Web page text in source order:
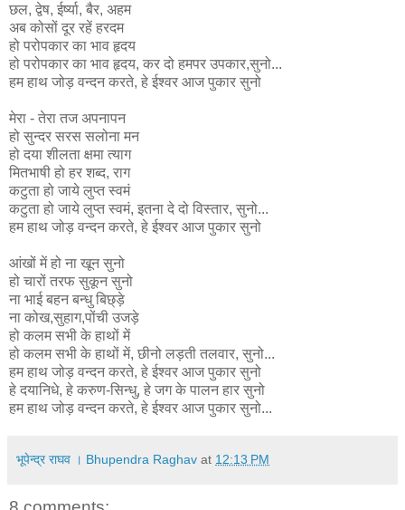
छल, द्वेष, ईर्ष्या, बैर, अहम
अब कोसों दूर रहें हरदम
हो परोपकार का भाव हृदय
हो परोपकार का भाव हृदय, कर दो हमपर उपकार,सुनो...
हम हाथ जोड़ वन्दन करते, हे ईश्वर आज पुकार सुनो
मेरा - तेरा तज अपनापन
हो सुन्दर सरस सलोना मन
हो दया शीलता क्षमा त्याग
मितभाषी हो हर शब्द, राग
कटुता हो जाये लुप्त स्वमं
कटुता हो जाये लुप्त स्वमं, इतना दे दो विस्तार, सुनो...
हम हाथ जोड़ वन्दन करते, हे ईश्वर आज पुकार सुनो
आंखों में हो ना खून सुनो
हो चारों तरफ सुकून सुनो
ना भाई बहन बन्धु बिछ्ड़े
ना कोख,सुहाग,पोंची उजड़े
हो कलम सभी के हाथों में
हो कलम सभी के हाथों में, छीनो लड़ती तलवार, सुनो...
हम हाथ जोड़ वन्दन करते, हे ईश्वर आज पुकार सुनो
हे दयानिधे, हे करुण-सिन्धु, हे जग के पालन हार सुनो
हम हाथ जोड़ वन्दन करते, हे ईश्वर आज पुकार सुनो...
भूपेन्द्र राघव । Bhupendra Raghav at 12:13 PM